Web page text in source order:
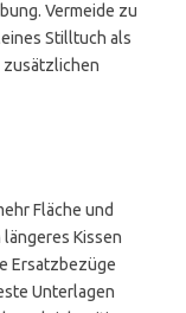
Vermeide zu
Stilltuch als
zusätzlichen
Fläche und
Kissen
Ersatzbezüge
Unterlagen